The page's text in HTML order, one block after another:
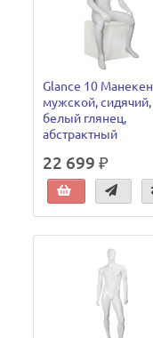
Glance 10 Манекен
мужской, сидячий,
белый глянец,
абстрактный
22 699 ₽